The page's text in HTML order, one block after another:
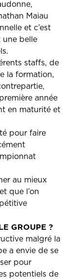
Maiau
et c’est
une belle
staffs, de
la formation,
année
en maturité et
pour faire
au mieux
que l’on
GROUPE ?
malgré la
a envie de se
pour
potentiels de